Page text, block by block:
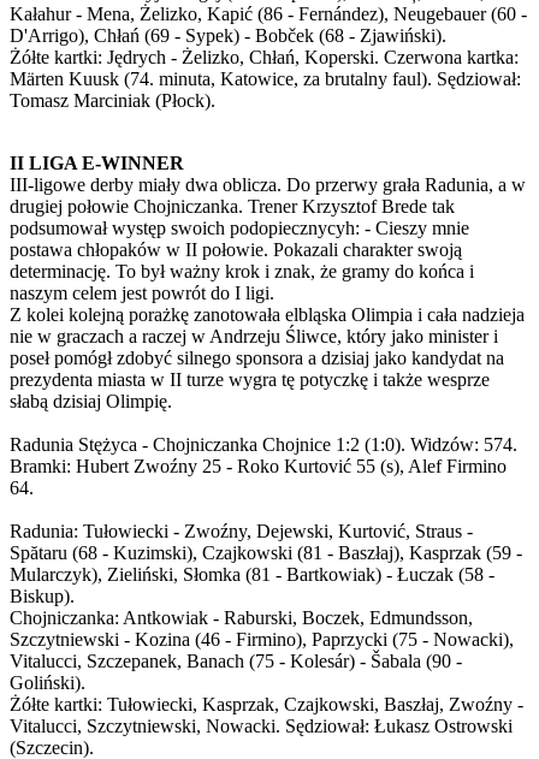
Kałahur - Mena, Żelizko, Kapić (86 - Fernández), Neugebauer (60 -
D'Arrigo), Chłań (69 - Sypek) - Bobček (68 - Zjawiński).
Żółte kartki: Jędrych - Żelizko, Chłań, Koperski. Czerwona kartka:
Märten Kuusk (74. minuta, Katowice, za brutalny faul). Sędziował:
Tomasz Marciniak (Płock).
II LIGA E-WINNER
III-ligowe derby miały dwa oblicza. Do przerwy grała Radunia, a w
drugiej połowie Chojniczanka. Trener Krzysztof Brede tak
podsumował występ swoich podopiecznycyh: - Cieszy mnie
postawa chłopaków w II połowie. Pokazali charakter swoją
determinację. To był ważny krok i znak, że gramy do końca i
naszym celem jest powrót do I ligi.
Z kolei kolejną porażkę zanotowała elbląska Olimpia i cała nadzieja
nie w graczach a raczej w Andrzeju Śliwce, który jako minister i
poseł pomógł zdobyć silnego sponsora a dzisiaj jako kandydat na
prezydenta miasta w II turze wygra tę potyczkę i także wesprze
słabą dzisiaj Olimpię.
Radunia Stężyca - Chojniczanka Chojnice 1:2 (1:0). Widzów: 574.
Bramki: Hubert Zwoźny 25 - Roko Kurtović 55 (s), Alef Firmino
64.
Radunia: Tułowiecki - Zwoźny, Dejewski, Kurtović, Straus -
Spătaru (68 - Kuzimski), Czajkowski (81 - Baszłaj), Kasprzak (59 -
Mularczyk), Zieliński, Słomka (81 - Bartkowiak) - Łuczak (58 -
Biskup).
Chojniczanka: Antkowiak - Raburski, Boczek, Edmundsson,
Szczytniewski - Kozina (46 - Firmino), Paprzycki (75 - Nowacki),
Vitalucci, Szczepanek, Banach (75 - Kolesár) - Šabala (90 -
Goliński).
Żółte kartki: Tułowiecki, Kasprzak, Czajkowski, Baszłaj, Zwoźny -
Vitalucci, Szczytniewski, Nowacki. Sędziował: Łukasz Ostrowski
(Szczecin).